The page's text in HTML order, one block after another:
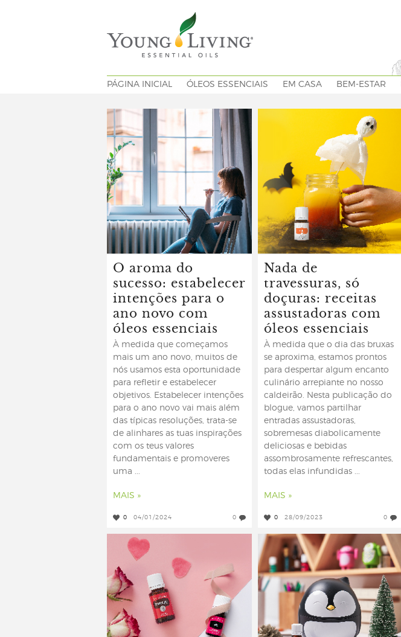
PÁGINA INICIAL ÓLEOS ESSENCIAIS EM CASA BEM-ESTAR
O aroma do
sucesso: estabelecer
intenções para o
ano novo com
óleos essenciais
À medida que começamos
mais um ano novo, muitos de
nós usamos esta oportunidade
para refletir e estabelecer
objetivos. Estabelecer intenções
para o ano novo vai mais além
das típicas resoluções, trata-se
de alinhares as tuas inspirações
com os teus valores
fundamentais e promoveres
uma ...
MAIS »
0 04/01/2024 0
Nada de
travessuras, só
doçuras: receitas
assustadoras com
óleos essenciais
À medida que o dia das bruxas
se aproxima, estamos prontos
para despertar algum encanto
culinário arrepiante no nosso
caldeirão. Nesta publicação do
blogue, vamos partilhar
entradas assustadoras,
sobremesas diabolicamente
deliciosas e bebidas
assombrosamente refrescantes,
todas elas infundidas ...
MAIS »
0 28/09/2023 0